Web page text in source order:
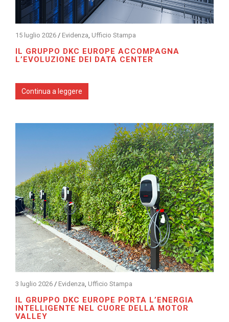
15 luglio 2026 / Evidenza Ufficio Stampa
IL GRUPPO DKC EUROPE ACCOMPAGNA
L’EVOLUZIONE DEI DATA CENTER
Continua a leggere
3 luglio 2026 / Evidenza, Ufficio Stampa
IL GRUPPO DKC EUROPE PORTA L’ENERGIA
INTELLIGENTE NEL CUORE DELLA MOTOR
VALLEY